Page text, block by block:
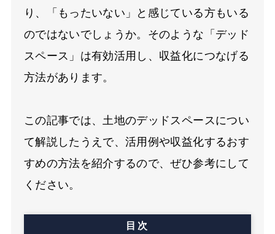
り、「もったいない」と感じている方もいる
のではないでしょうか。そのような「デッド
スペース」は有効活用し、収益化につなげる
方法があります。
この記事では、土地のデッドスペースについ
て解説したうえで、活用例や収益化するおす
すめの方法を紹介するので、ぜひ参考にして
ください。
目次